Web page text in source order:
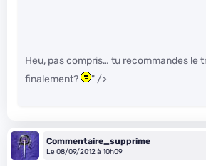
Heu, pas compris… tu recommandes le
finalement?
" />
Commentaire_supprime
Le 08/09/2012 à 10h09